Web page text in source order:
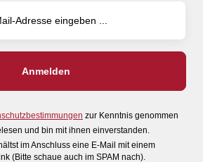
zur Kenntnis genommen
und bin mit ihnen einverstanden.
im Anschluss eine E-Mail mit einem
(Bitte schaue auch im SPAM nach).